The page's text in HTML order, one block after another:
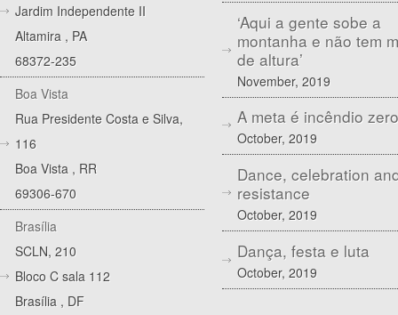
Jardim Independente II
Altamira , PA
68372-235
Boa Vista
Rua Presidente Costa e Silva,
116
Boa Vista , RR
69306-670
Brasília
SCLN, 210
Bloco C sala 112
Brasília , DF
‘Aqui a gente sobe a
montanha e não tem
de altura’
November, 2019
A meta é incêndio zero
October, 2019
Dance, celebration
resistance
October, 2019
Dança, festa e luta
October, 2019